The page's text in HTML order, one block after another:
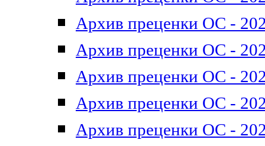
Архив преценки ОС -
Архив преценки ОС -
Архив преценки ОС -
Архив преценки ОС -
Архив преценки ОС -